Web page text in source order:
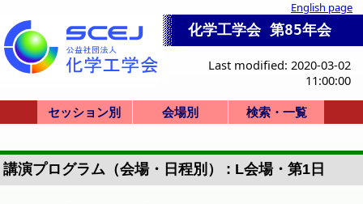
English page
化学工学会 第85年会
Last modified: 2020-03-02
11:00:00
セッション別
ー)
ム
他
会場別
検索・一覧
講演プログラム（会場・日程別） : L会場・第1日